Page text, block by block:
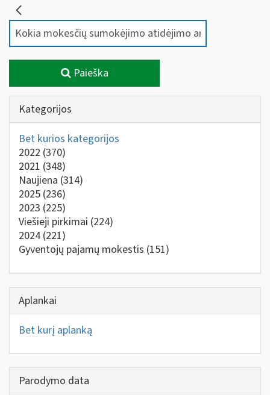
Paieška
Kategorijos
Bet kurios kategorijos
2022 (370)
2021 (348)
Naujiena (314)
2025 (236)
2023 (225)
Viešieji pirkimai (224)
2024 (221)
Gyventojų pajamų mokestis (151)
Aplankai
Bet kurį aplanką
Parodymo data